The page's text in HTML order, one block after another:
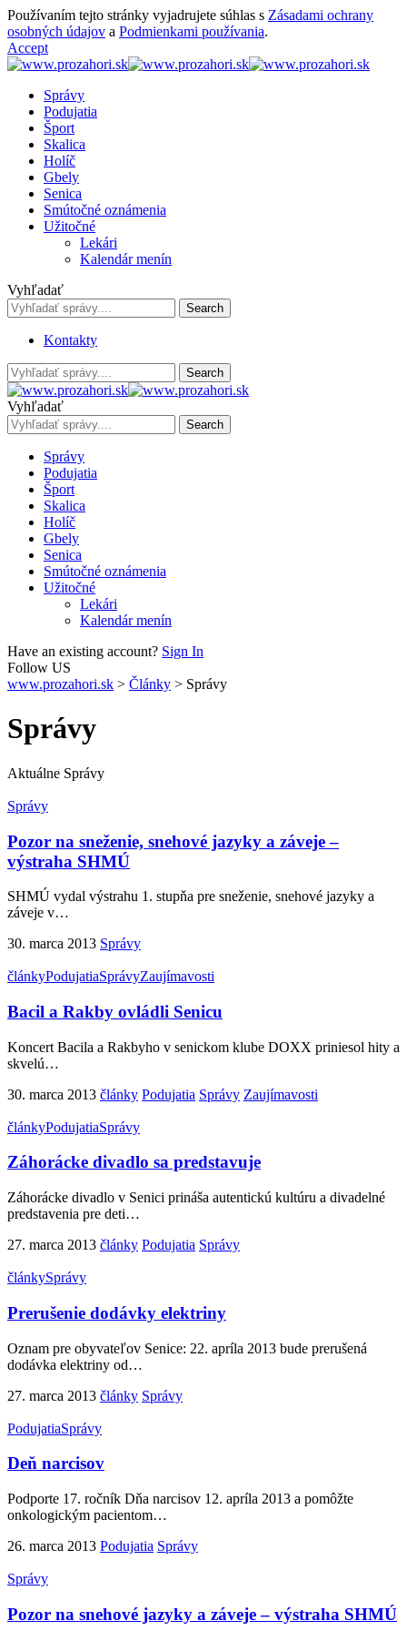
Používaním tejto stránky vyjadrujete súhlas s Zásadami ochrany
osobných údajov a Podmienkami používania.
Accept
Správy
Podujatia
Šport
Skalica
Holíč
Gbely
Senica
Smútočné oznámenia
Užitočné
Lekári
Kalendár menín
Vyhľadať
Kontakty
Vyhľadať
Správy
Podujatia
Šport
Skalica
Holíč
Gbely
Senica
Smútočné oznámenia
Užitočné
Lekári
Kalendár menín
Have an existing account? Sign In
Follow US
www.prozahori.sk > Články > Správy
Správy
Aktuálne Správy
Správy
Pozor na sneženie, snehové jazyky a záveje –
výstraha SHMÚ
SHMÚ vydal výstrahu 1. stupňa pre sneženie, snehové jazyky a
záveje v…
30. marca 2013 Správy
článkyPodujatiaSprávyZaujímavosti
Bacil a Rakby ovládli Senicu
Koncert Bacila a Rakbyho v senickom klube DOXX priniesol hity a
skvelú…
30. marca 2013 články Podujatia Správy Zaujímavosti
článkyPodujatiaSprávy
Záhorácke divadlo sa predstavuje
Záhorácke divadlo v Senici prináša autentickú kultúru a divadelné
predstavenia pre deti…
27. marca 2013 články Podujatia Správy
článkySprávy
Prerušenie dodávky elektriny
Oznam pre obyvateľov Senice: 22. apríla 2013 bude prerušená
dodávka elektriny od…
27. marca 2013 články Správy
PodujatiaSprávy
Deň narcisov
Podporte 17. ročník Dňa narcisov 12. apríla 2013 a pomôžte
onkologickým pacientom…
26. marca 2013 Podujatia Správy
Správy
Pozor na snehové jazyky a záveje – výstraha SHMÚ